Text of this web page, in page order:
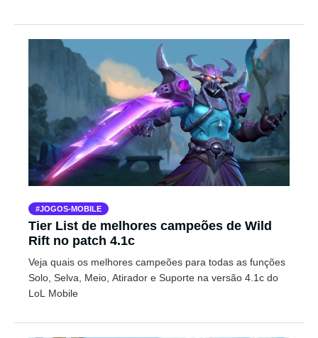
JOGOS-MOBILE
Tier List de melhores campeões de Wild
Rift no patch 4.1c
Veja quais os melhores campeões para todas as funções
Solo, Selva, Meio, Atirador e Suporte na versão 4.1c do
LoL Mobile